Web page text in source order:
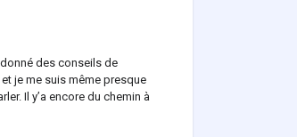
donné des conseils de
je me suis même presque
Il y’a encore du chemin à